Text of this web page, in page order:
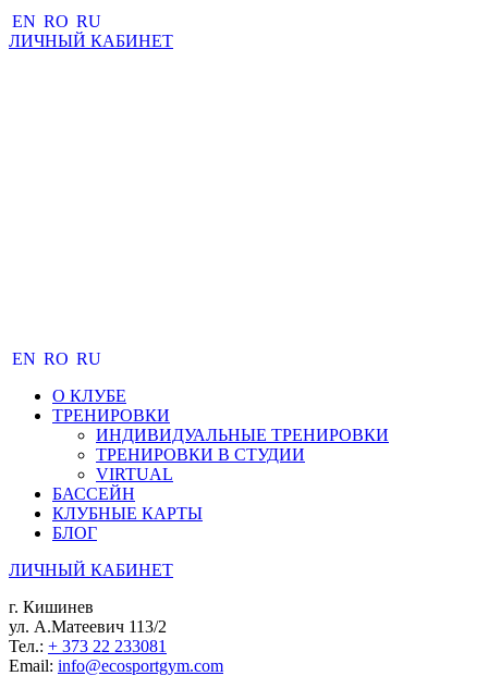
EN RO RU
ЛИЧНЫЙ КАБИНЕТ
EN RO RU
О КЛУБЕ
ТРЕНИРОВКИ
ИНДИВИДУАЛЬНЫЕ ТРЕНИРОВКИ
ТРЕНИРОВКИ В СТУДИИ
VIRTUAL
БАССЕЙН
КЛУБНЫЕ КАРТЫ
БЛОГ
ЛИЧНЫЙ КАБИНЕТ
г. Кишинев
ул. А.Матеевич 113/2
Тел.: + 373 22 233081
Email: info@ecosportgym.com